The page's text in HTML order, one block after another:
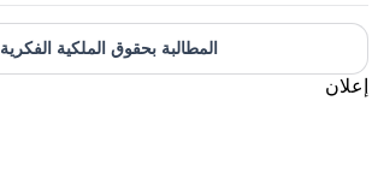
المطالبة بحقوق الملكية الفكرية
إعلان